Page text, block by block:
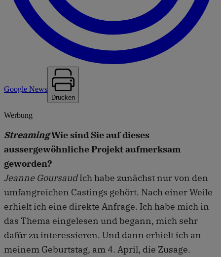
Google News
Drucken
Werbung
StreamingWie sind Sie auf dieses
aussergewöhnliche Projekt aufmerksam
geworden?
Jeanne GoursaudIch habe zunächst nur von den
umfangreichen Castings gehört. Nach einer Weile
erhielt ich eine direkte Anfrage. Ich habe mich in
das Thema eingelesen und begann, mich sehr
dafür zu interessieren. Und dann erhielt ich an
meinem Geburtstag, am 4. April, die Zusage.